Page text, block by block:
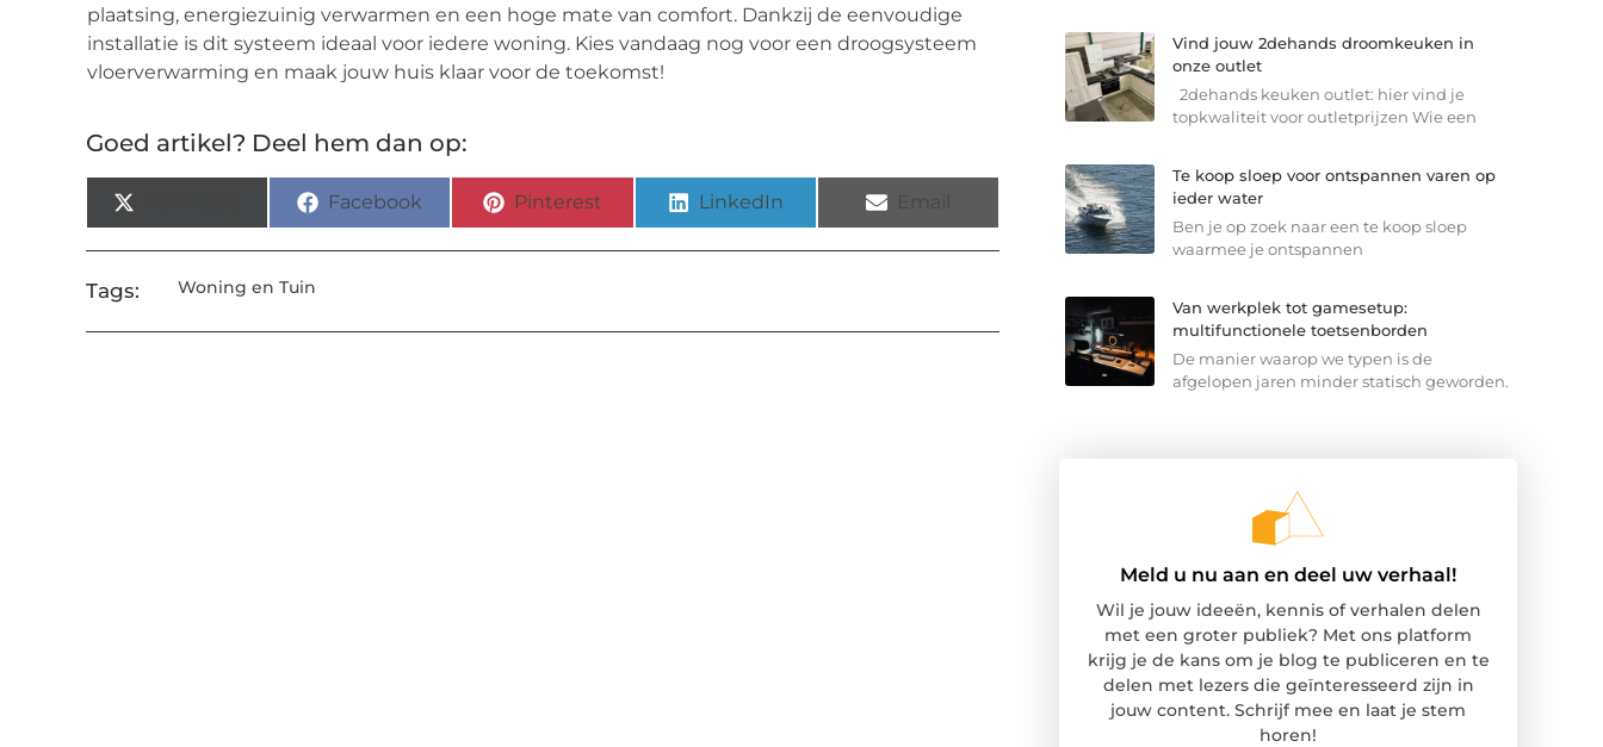
plaatsing, energiezuinig verwarmen en een hoge mate van comfort. Dankzij de eenvoudige
installatie is dit systeem ideaal voor iedere woning. Kies vandaag nog voor een droogsysteem
vloerverwarming en maak jouw huis klaar voor de toekomst!
Goed artikel? Deel hem dan op:
Facebook Pinterest LinkedIn
Tags: Woning en Tuin
Vind jouw 2dehands droomkeuken in
onze outlet
2dehands keuken outlet: hier vind je
topkwaliteit voor outletprijzen Wie een
Te koop sloep voor ontspannen varen op
ieder water
Ben je op zoek naar een te koop sloep
waarmee je ontspannen
Van werkplek tot gamesetup:
multifunctionele toetsenborden
De manier waarop we typen is de
afgelopen jaren minder statisch geworden.
Meld u nu aan en deel uw verhaal!
Wil je jouw ideeën, kennis of verhalen delen
met een groter publiek? Met ons platform
krijg je de kans om je blog te publiceren en te
delen met lezers die geïnteresseerd zijn in
jouw content. Schrijf mee en laat je stem
horen!